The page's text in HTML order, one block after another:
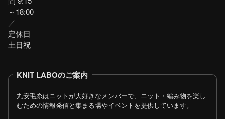
～18:00
／
定休日
土日祝
KNIT LABOのご案内
丸安毛糸はニットが大好きなメンバーで、ニット・編み物を楽し
むための情報発信と集まる場やイベントを提供しています。